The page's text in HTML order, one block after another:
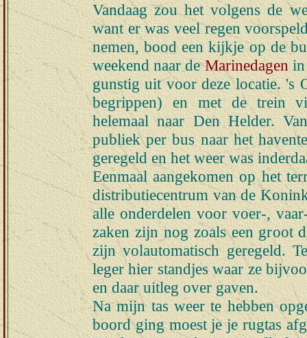
Vandaag zou het volgens de
want er was veel regen
nemen, bood een kijkje op de
weekend naar deMarinedagen in
gunstig uit voor deze locatie. 's
begrippen) en met de trein
helemaal naar Den Helder.
publiek per bus naar het
geregeld en het weer was
Eenmaal aangekomen op het
distributiecentrum van de
alle onderdelen voor voer-,
zaken zijn nog zoals een groot
zijn volautomatisch geregeld.
leger hier standjes waar ze
en daar uitleg over gaven.
Na mijn tas weer te hebben
boord ging moest je je rugtas